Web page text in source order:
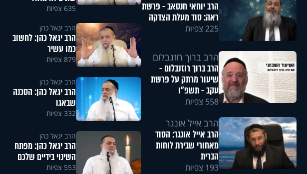
הרב יוחאי חנסאב - פרשת
ראה: סוד מעלת הצדקה
225 צפיות
הרב ברוך רוזנבלום
הרב ברוך רוזנבלום -
שיעור מרתק על פרשת
עקב - תשפ"ו
558 צפיות
הרב אייל אונגר
הרב אייל אונגר: הסוד
מאחורי שבירת לוחות
הברית
193 צפיות
635 צפיות
הרב יגאל כהן
הרב יגאל כהן: לחשוב
כמו עשיר
879 צפיות
הרב יגאל כהן
הרב יגאל כהן: הסכנה
שבאגו
332 צפיות
הרב יגאל כהן
הרב יגאל כהן: מפתח
השינוי בידיים שלכם
553 צפיות